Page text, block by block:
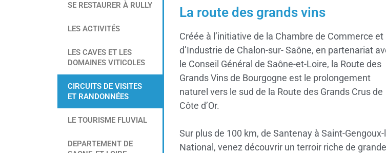
SE RESTAURER À RULLY
LES ACTIVITÉS
LES CAVES ET LES
DOMAINES VITICOLES
CIRCUITS DE VISITES
ET RANDONNÉES
LE TOURISME FLUVIAL
DEPARTEMENT DE
La route des grands vins
Créée à l’initiative de la Chambre de Commerce et
d’Industrie de Chalon-sur- Saône, en partenariat
le Conseil Général de Saône-et-Loire, la Route des
Grands Vins de Bourgogne est le prolongement
naturel vers le sud de la Route des Grands Crus de
Côte d’Or.
Sur plus de 100 km, de Santenay à Saint-Gengoux-
National, venez découvrir un terroir riche de